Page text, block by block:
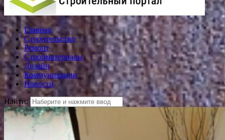
Главная
Строительство
Ремонт
Стройматериалы
Дизайн
Коммуникации
Новости
Найти: